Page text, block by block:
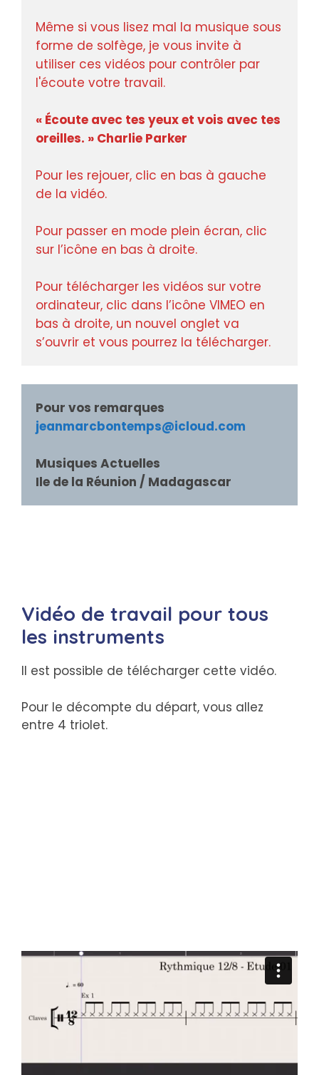
Même si vous lisez mal la musique sous
forme de solfège, je vous invite à
utiliser ces vidéos pour contrôler par
l'écoute votre travail.
« Écoute avec tes yeux et vois avec tes
oreilles. » Charlie Parker
Pour les rejouer, clic en bas à gauche
de la vidéo.
Pour passer en mode plein écran, clic
sur l’icône en bas à droite.
Pour télécharger les vidéos sur votre
ordinateur, clic dans l’icône VIMEO en
bas à droite, un nouvel onglet va
s’ouvrir et vous pourrez la télécharger.
Pour vos remarques
jeanmarcbontemps@icloud.com
Musiques Actuelles
Ile de la Réunion / Madagascar
Vidéo de travail pour tous
les instruments
Il est possible de télécharger cette vidéo.
Pour le décompte du départ, vous allez
entre 4 triolet.